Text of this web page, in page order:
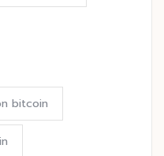
bitcoin